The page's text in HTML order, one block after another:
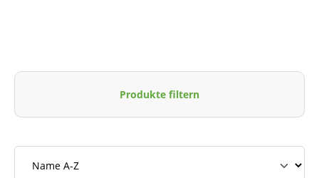
Produkte filtern